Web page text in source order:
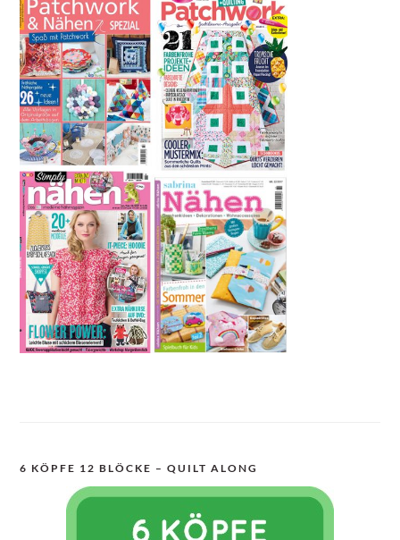
6 KÖPFE 12 BLÖCKE – QUILT ALONG